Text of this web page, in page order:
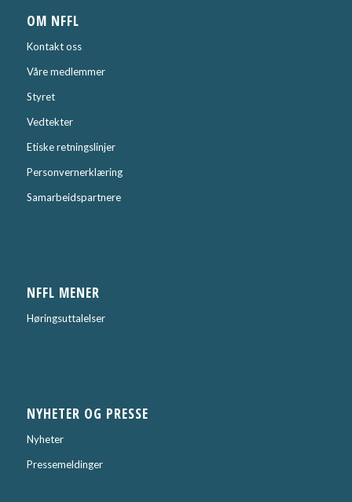
OM NFFL
Kontakt oss
Våre medlemmer
Styret
Vedtekter
Etiske retningslinjer
Personvernerklæring
Samarbeidspartnere
NFFL MENER
Høringsuttalelser
NYHETER OG PRESSE
Nyheter
Pressemeldinger